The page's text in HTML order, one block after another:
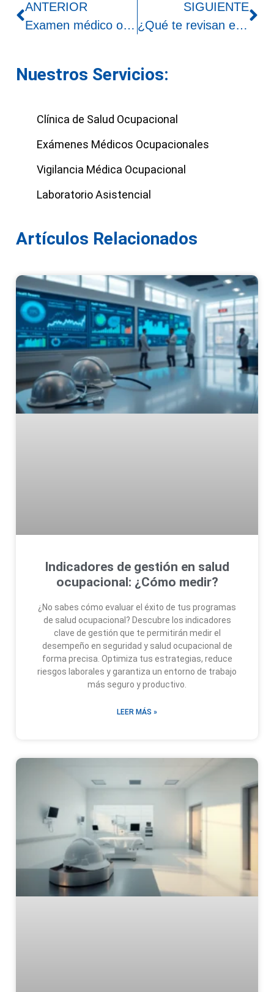
ANTERIOR
Examen médico ocupacional de retiro: ¿Es obligatorio en Perú​?
SIGUIENTE
¿Qué te revisan en un examen medico para trabajar?
Nuestros Servicios:
Clínica de Salud Ocupacional
Exámenes Médicos Ocupacionales
Vigilancia Médica Ocupacional
Laboratorio Asistencial
Artículos Relacionados
Indicadores de gestión en salud
ocupacional: ¿Cómo medir?
¿No sabes cómo evaluar el éxito de tus programas
de salud ocupacional? Descubre los indicadores
clave de gestión que te permitirán medir el
desempeño en seguridad y salud ocupacional de
forma precisa. Optimiza tus estrategias, reduce
riesgos laborales y garantiza un entorno de trabajo
más seguro y productivo.
LEER MÁS »